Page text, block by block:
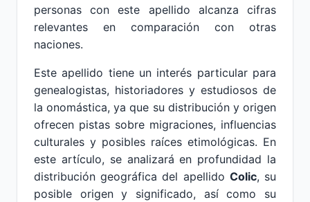
personas con este apellido alcanza cifras
relevantes en comparación con otras
naciones.
Este apellido tiene un interés particular para
genealogistas, historiadores y estudiosos de
la onomástica, ya que su distribución y origen
ofrecen pistas sobre migraciones, influencias
culturales y posibles raíces etimológicas. En
este artículo, se analizará en profundidad la
distribución geográfica del apellido Colic, su
posible origen y significado, así como su